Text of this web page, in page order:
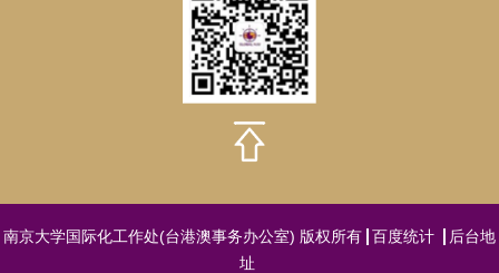
南京大学国际化工作处(台港澳事务办公室) 版权所有 百度统计
后台地
址